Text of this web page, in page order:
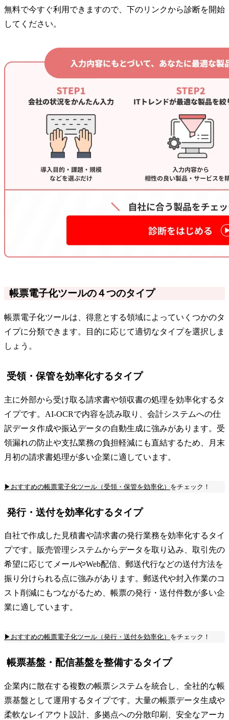
無料で今すぐ利用できますので、下のリンクから診断を開始
してください。
帳票電子化ツールの４つのタイプ
帳票電子化ツールは、得意とする領域によっていくつかのタ
イプに分類できます。目的に応じて適切なタイプを選択しま
しょう。
受領・保管を効率化するタイプ
主に外部から受け取る請求書や領収書の処理を効率化するタ
イプです。AI-OCRで内容を読み取り、会計システムへの仕
訳データ作成や振込データの自動生成に強みがあります。受
領漏れの防止や支払業務の負担軽減にも直結するため、月末
月初の請求書処理が多い企業に適しています。
▶おすすめの帳票電子化ツール（受領・保管を効率化） をチェック！
発行・送付を効率化するタイプ
自社で作成した見積書や請求書の発行業務を効率化するタイ
プです。販売管理システムからデータを取り込み、取引先の
希望に応じてメールやWeb配信、郵送代行などの送付方法を
振り分けられる点に強みがあります。郵送代や封入作業のコ
スト削減にもつながるため、帳票の発行・送付件数が多い企
業に適しています。
▶おすすめの帳票電子化ツール（発行・送付を効率化） をチェック！
帳票基盤・配信基盤を整備するタイプ
企業内に散在する複数の帳票システムを統合し、全社的な帳
票基盤として運用するタイプです。大量の帳票データ生成や
柔軟なレイアウト設計、多拠点への分散印刷、安全なアーカ